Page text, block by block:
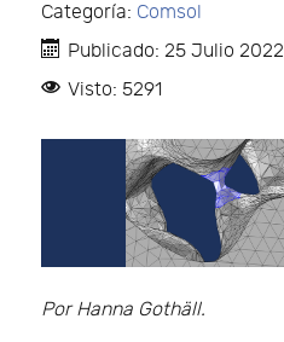
Categoría: Comsol
Publicado: 25 Julio 2022
Visto: 5291
Por Hanna Gothäll.